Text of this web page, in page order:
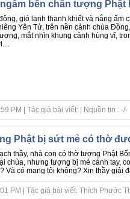
bên chân tượng Phật
gió lạnh thanh khiết và nắng ấm
Yên Tử, trên nền cảnh chùa
mắt nhìn khung cảnh hùng vĩ,
PM | Tác giả bài viết: | Nguồn tin : -/-
Phật bị sứt mẻ có thờ
thầy, nhà con có thờ tượng Phật
chùa, nhưng tượng bị mẻ cánh tay,
Và có mang tội không? Xin thầy giải
PM | Tác giả bài viết: Thích Phước